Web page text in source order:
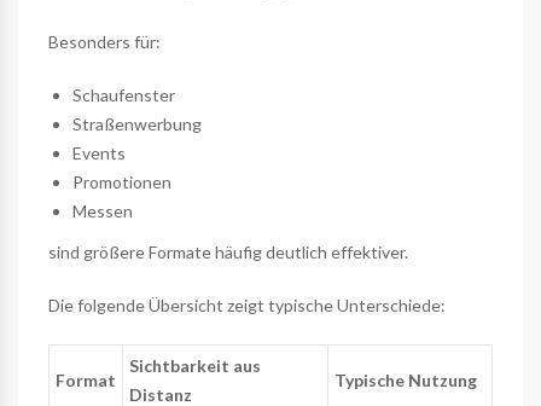
Besonders für:
Schaufenster
Straßenwerbung
Events
Promotionen
Messen
sind größere Formate häufig deutlich effektiver.
Die folgende Übersicht zeigt typische Unterschiede:
Format
Sichtbarkeit aus
Distanz
Typische Nutzung